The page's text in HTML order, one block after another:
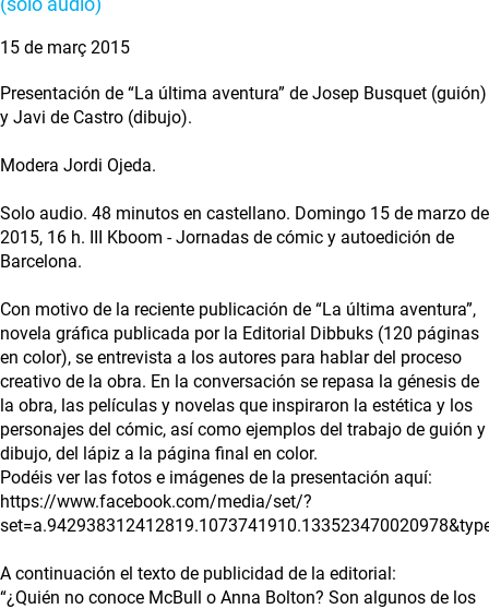
15 de març 2015
Presentación de “La última aventura” de Josep Busquet (guión)
y Javi de Castro (dibujo).
Modera Jordi Ojeda.
Solo audio. 48 minutos en castellano. Domingo 15 de marzo de
2015, 16 h. III Kboom - Jornadas de cómic y autoedición de
Barcelona.
Con motivo de la reciente publicación de “La última aventura”,
novela gráfica publicada por la Editorial Dibbuks (120 páginas
en color), se entrevista a los autores para hablar del proceso
creativo de la obra. En la conversación se repasa la génesis de
la obra, las películas y novelas que inspiraron la estética y los
personajes del cómic, así como ejemplos del trabajo de guión y
dibujo, del lápiz a la página final en color.
Podéis ver las fotos e imágenes de la presentación aquí:
https://www.facebook.com/media/set/?
A continuación el texto de publicidad de la editorial:
“¿Quién no conoce McBull o Anna Bolton? Son algunos de los